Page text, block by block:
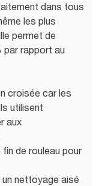
dans tous
les plus
permet de
par rapport au
croisée car les
utilisent
aux
de rouleau pour
nettoyage aisé